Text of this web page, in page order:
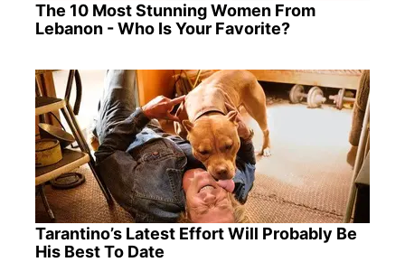
The 10 Most Stunning Women From
Lebanon - Who Is Your Favorite?
Tarantino’s Latest Effort Will Probably Be
His Best To Date